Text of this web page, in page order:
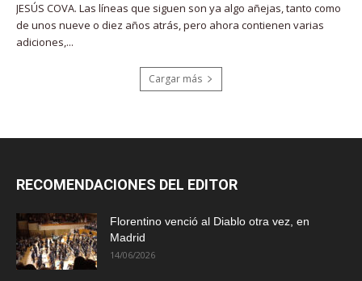
JESÚS COVA. Las líneas que siguen son ya algo añejas, tanto como
de unos nueve o diez años atrás, pero ahora contienen varias
adiciones,...
Cargar más
RECOMENDACIONES DEL EDITOR
Florentino venció al Diablo otra vez, en
Madrid
14/06/2026